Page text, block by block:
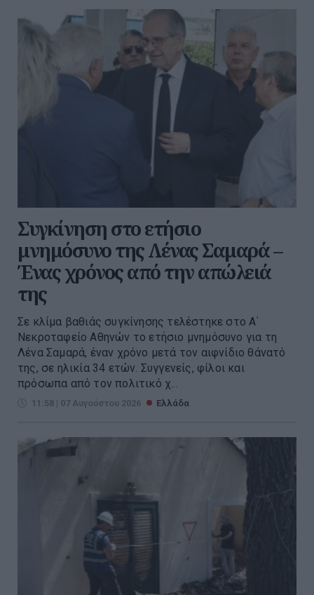
Συγκίνηση στο ετήσιο
μνημόσυνο της Λένας Σαμαρά –
Ένας χρόνος από την απώλειά
της
Σε κλίμα βαθιάς συγκίνησης τελέστηκε στο Α΄
Νεκροταφείο Αθηνών το ετήσιο μνημόσυνο για τη
Λένα Σαμαρά, έναν χρόνο μετά τον αιφνίδιο θάνατό
της, σε ηλικία 34 ετών. Συγγενείς, φίλοι και
πρόσωπα από τον πολιτικό χ...
11:58 | 07 Αυγούστου 2026 Ελλάδα